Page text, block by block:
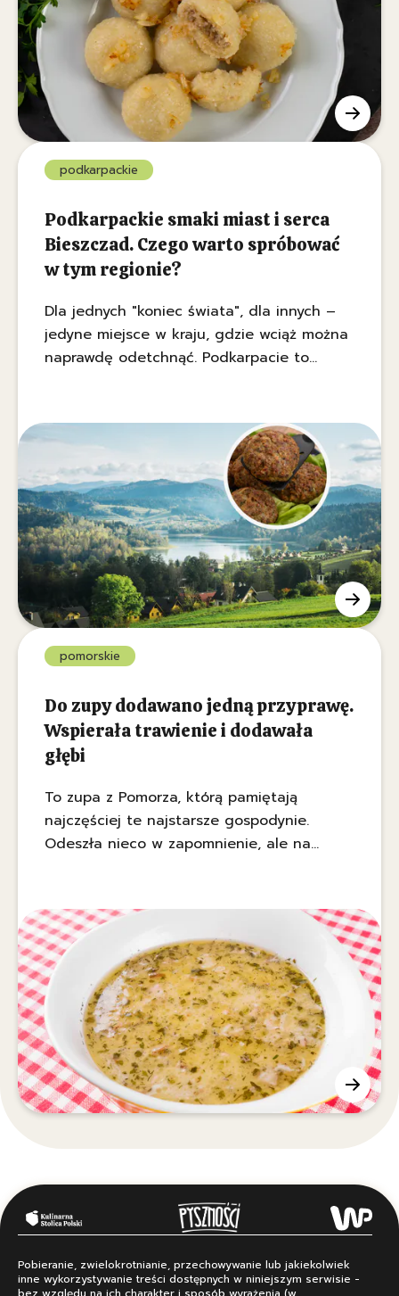
podkarpackie
Podkarpackie smaki miast i serca
Bieszczad. Czego warto spróbować
w tym regionie?
Dla jednych "koniec świata", dla innych –
jedyne miejsce w kraju, gdzie wciąż można
naprawdę odetchnąć. Podkarpacie to
kamieniu.
pomorskie
Do zupy dodawano jedną przyprawę.
Wspierała trawienie i dodawała
głębi
To zupa z Pomorza, którą pamiętają
najczęściej te najstarsze gospodynie.
Odeszła nieco w zapomnienie, ale na
Pobieranie, zwielokrotnianie, przechowywanie lub jakiekolwiek
inne wykorzystywanie treści dostępnych w niniejszym serwisie -